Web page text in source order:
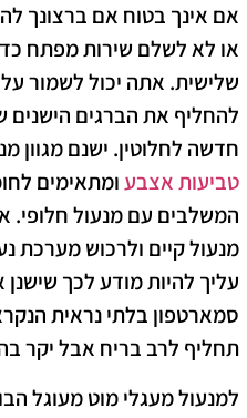
אם אינך בטוח אם ברצונך
או לא לשלם שירות מפתח
שלישית. אתה יכול לשמור
להחליף את הברגים
חדשה לחלוטין. ישנם מגוון
טביעות אצבעומתאימים
המשלבים עם מנעול חלופי.
מנעול קיים ולרכוש מערכת
עליך להיות מודע לכך שישנן
סמארטפון בלתי נראית
תחליף לרב בריח אבל יקר
למנעול מעגלי מוט מעוגל